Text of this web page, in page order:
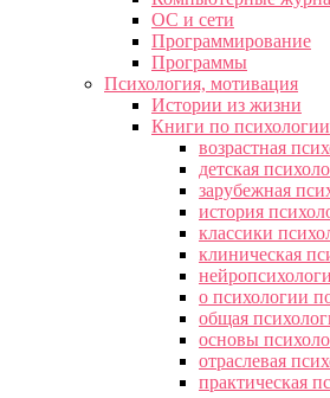
ОС и сети
Программирование
Программы
Психология, мотивация
Истории из жизни
Книги по психологии
возрастная
детская
зарубежная
история
классики
клиническая
о психологии
общая
основы
отраслевая
практическая